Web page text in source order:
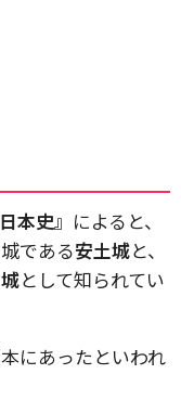
本史』 によると、
である安土城と、
として知られてい
にあったといわれ